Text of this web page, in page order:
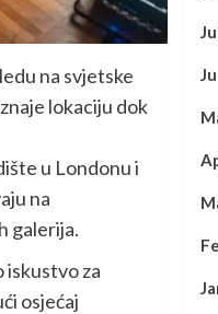
na svjetske
lokaciju dok
u Londonu i
na
galerija.
za
osjećaj